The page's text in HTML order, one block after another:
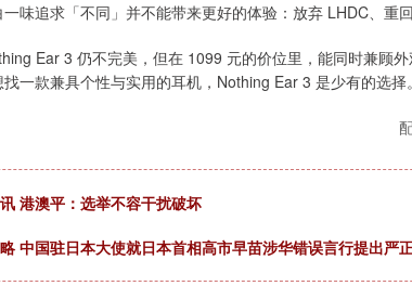
味追求「不同」并不能带来更好的体验：放弃 LHDC、重
Ear 3 仍不完美，但在 1099 元的价位里，能同时兼顾
一款兼具个性与实用的耳机，Nothing Ear 3 是少有的选择。
港澳平：选举不容干扰破坏
中国驻日本大使就日本首相高市早苗涉华错误言行提出严